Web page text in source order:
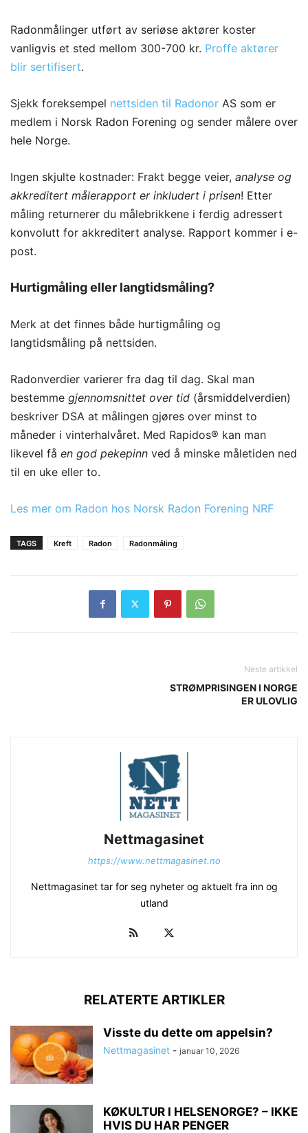
Radonmålinger utført av seriøse aktører koster
vanligvis et sted mellom 300-700 kr. Proffe aktører
blir sertifisert.
Sjekk foreksempel nettsiden til Radonor AS som er
medlem i Norsk Radon Forening og sender målere over
hele Norge.
Ingen skjulte kostnader: Frakt begge veier, analyse og
akkreditert målerapport er inkludert i prisen! Etter
måling returnerer du målebrikkene i ferdig adressert
konvolutt for akkreditert analyse. Rapport kommer i e-
post.
Hurtigmåling eller langtidsmåling?
Merk at det finnes både hurtigmåling og
langtidsmåling på nettsiden.
Radonverdier varierer fra dag til dag. Skal man
bestemme gjennomsnittet over tid (årsmiddelverdien)
beskriver DSA at målingen gjøres over minst to
måneder i vinterhalvåret. Med Rapidos® kan man
likevel få en god pekepinn ved å minske måletiden ned
til en uke eller to.
Les mer om Radon hos Norsk Radon Forening NRF
TAGS Kreft Radon Radonmåling
Neste artikkel
STRØMPRISINGEN I NORGE
ER ULOVLIG
Nettmagasinet
https://www.nettmagasinet.no
Nettmagasinet tar for seg nyheter og aktuelt fra inn og
utland
RELATERTE ARTIKLER
Visste du dette om appelsin?
Nettmagasinet - januar 10, 2026
KØKULTUR I HELSENORGE? – IKKE
HVIS DU HAR PENGER